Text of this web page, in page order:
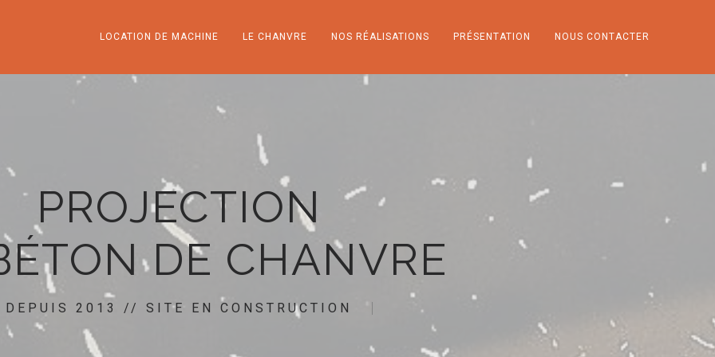
LOCATION DE MACHINE LE CHANVRE NOS RÉALISATIONS PRÉSENTATION NOUS CONTACTER
PROJECTION
DE CHANVRE
DEPUIS 2013 // SITE EN CONSTRUCTION